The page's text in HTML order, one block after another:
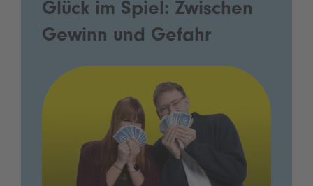
Glück im Spiel: Zwischen
Gewinn und Gefahr